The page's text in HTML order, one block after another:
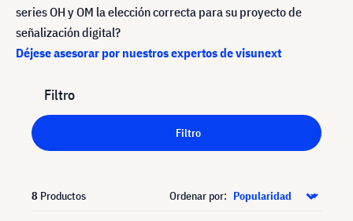
series OH y OM la elección correcta para su proyecto de
señalización digital?
Déjese asesorar por nuestros expertos de visunext
Filtro
Filtro
8 Productos Ordenar por: